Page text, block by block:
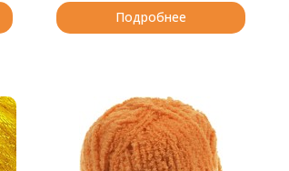
Подробнее